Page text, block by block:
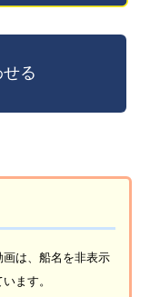
は、船名を非表示
ます。